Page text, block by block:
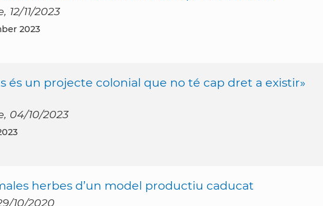
11/2023
2023
és un projecte colonial que no té cap dret a existir»
04/10/2023
herbes d’un model productiu caducat
10/2020